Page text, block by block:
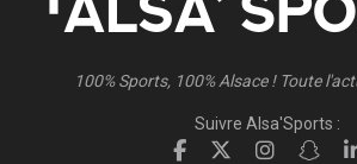
100% Sports, 100% Alsace ! Toute
Suivre Alsa'Sports :